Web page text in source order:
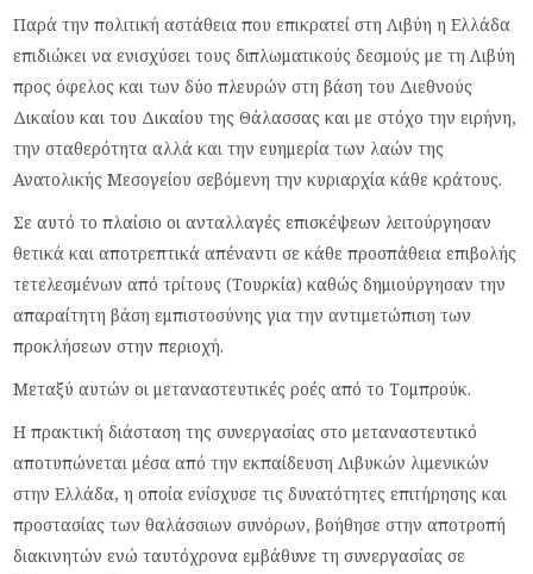
Παρά την πολιτική αστάθεια που επικρατεί στη Λιβύη η Ελλάδα
επιδιώκει να ενισχύσει τους διπλωματικούς δεσμούς με τη Λιβύη
προς όφελος και των δύο πλευρών στη βάση του Διεθνούς
Δικαίου και του Δικαίου της Θάλασσας και με στόχο την ειρήνη,
την σταθερότητα αλλά και την ευημερία των λαών της
Ανατολικής Μεσογείου σεβόμενη την κυριαρχία κάθε κράτους.
Σε αυτό το πλαίσιο οι ανταλλαγές επισκέψεων λειτούργησαν
θετικά και αποτρεπτικά απέναντι σε κάθε προσπάθεια επιβολής
τετελεσμένων από τρίτους (Τουρκία) καθώς δημιούργησαν την
απαραίτητη βάση εμπιστοσύνης για την αντιμετώπιση των
προκλήσεων στην περιοχή.
Μεταξύ αυτών οι μεταναστευτικές ροές από το Τομπρούκ.
Η πρακτική διάσταση της συνεργασίας στο μεταναστευτικό
αποτυπώνεται μέσα από την εκπαίδευση Λιβυκών λιμενικών
στην Ελλάδα, η οποία ενίσχυσε τις δυνατότητες επιτήρησης και
προστασίας των θαλάσσιων συνόρων, βοήθησε στην αποτροπή
διακινητών ενώ ταυτόχρονα εμβάθυνε τη συνεργασίας σε